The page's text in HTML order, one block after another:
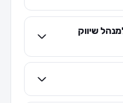
שיווק